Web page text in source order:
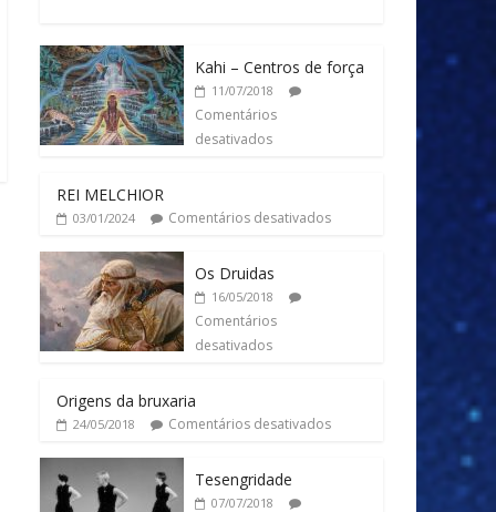
Kahi – Centros de força
11/07/2018
Comentários
desativados
REI MELCHIOR
03/01/2024 Comentários desativados
Os Druidas
16/05/2018
Comentários
desativados
Origens da bruxaria
24/05/2018 Comentários desativados
Tesengridade
07/07/2018